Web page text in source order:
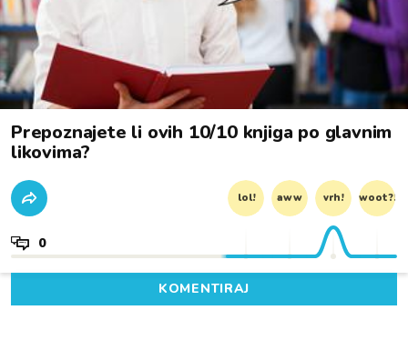
Prepoznajete li ovih 10/10 knjiga po glavnim
likovima?
lol! aww vrh! woot?!
0
KOMENTIRAJ